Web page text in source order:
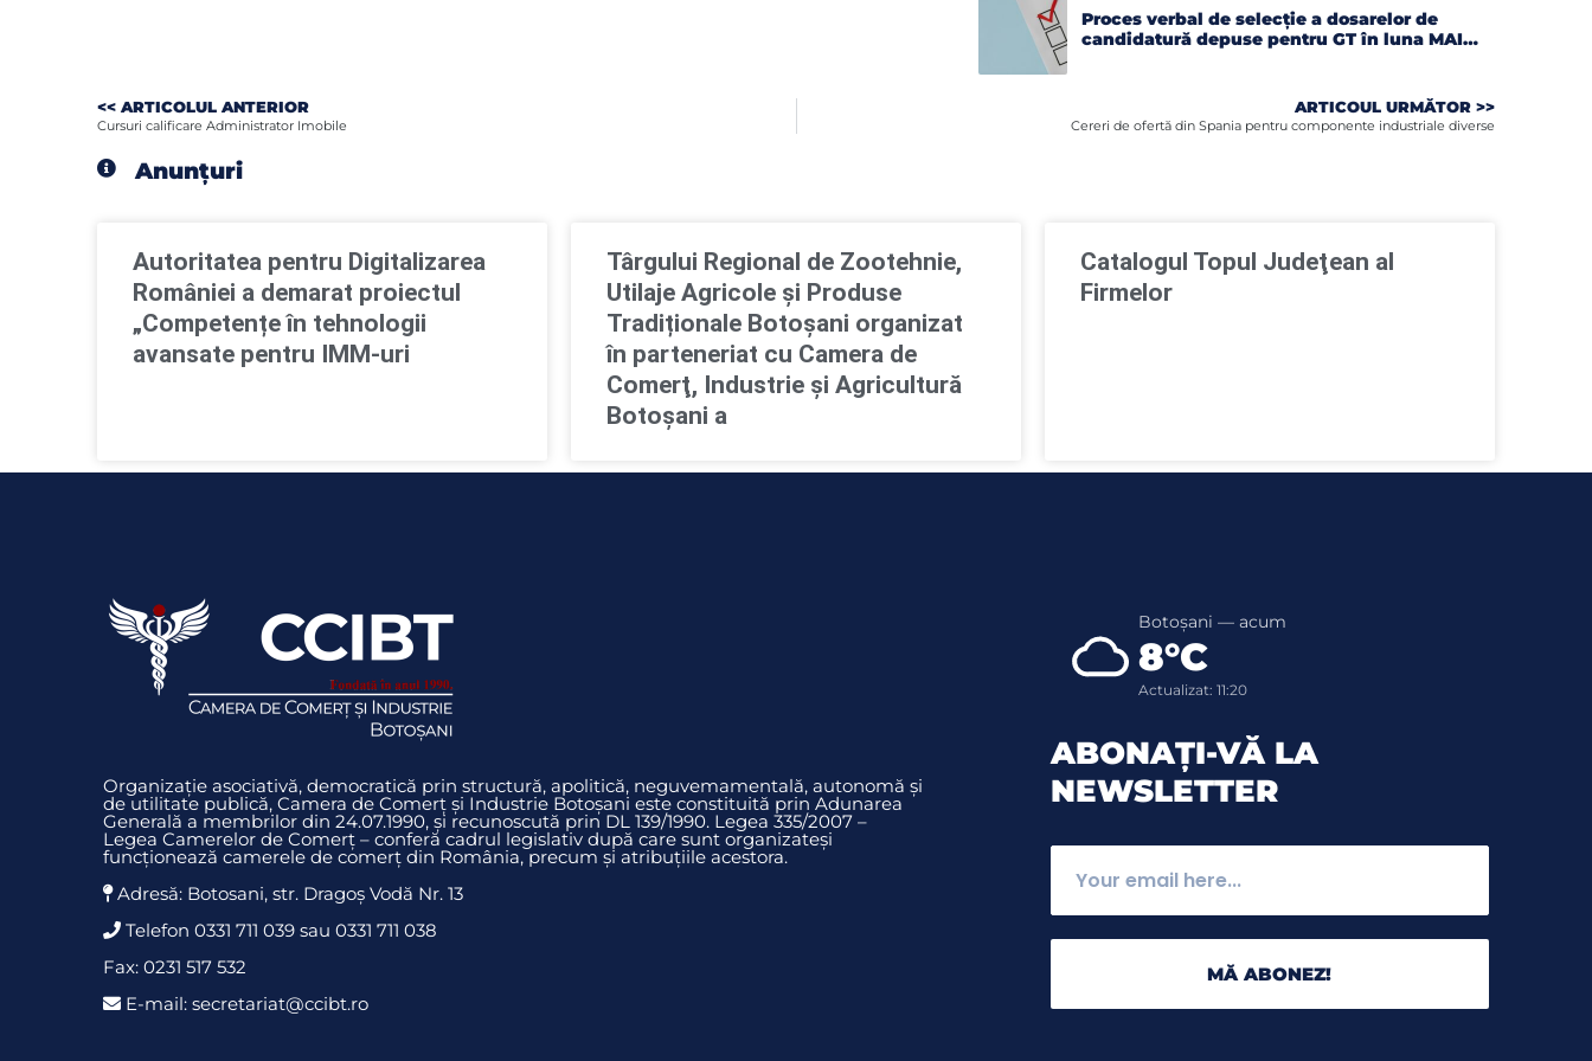
Proces verbal de selecție a dosarelor de
candidatură depuse pentru GT în luna MAI
<< ARTICOLUL ANTERIOR
Cursuri calificare Administrator Imobile
ARTICOUL URMĂTOR >>
Cereri de ofertă din Spania pentru componente industriale diverse
Anunțuri
Autoritatea pentru Digitalizarea
României a demarat proiectul
„Competențe în tehnologii
avansate pentru IMM-uri
Târgului Regional de Zootehnie,
Utilaje Agricole și Produse
Tradiționale Botoșani organizat
în parteneriat cu Camera de
Comerţ, Industrie şi Agricultură
Botoşani a
Catalogul Topul Judeţean al
Firmelor
Organizație asociativă, democratică prin structură, apolitică, neguvemamentală, autonomă și
de utilitate publică, Camera de Comerț și Industrie Botoșani este constituită prin Adunarea
Generală a membrilor din 24.07.1990, și recunoscută prin DL 139/1990. Legea 335/2007 –
Legea Camerelor de Comerț – conferă cadrul legislativ după care sunt organizateși
funcționează camerele de comerț din România, precum și atribuțiile acestora.
Adresă: Botosani, str. Dragoş Vodă Nr. 13
Telefon 0331 711 039 sau 0331 711 038
Fax: 0231 517 532
E-mail: secretariat@ccibt.ro
Botoșani — acum
8°C
Actualizat: 11:20
ABONAȚI-VĂ LA
NEWSLETTER
MĂ ABONEZ!